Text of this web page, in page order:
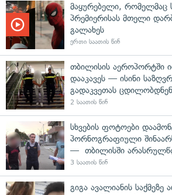
მაყურებელი, რომელმაც
პრემიერისას მთელი
გალახეს
ერთი საათის წინ
თბილისის აეროპორტში
დააკავეს — ისინი
გადაკვეთას ცდილობდნენ
2 საათის წინ
სხვების ფოტოები
პორნოგრაფიული
— თბილისში
3 საათის წინ
გიგა ავალიანის